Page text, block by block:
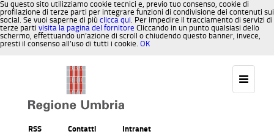
Su questo sito utilizziamo cookie tecnici e, previo tuo consenso, cookie di
profilazione di terze parti per integrare funzioni di condivisione dei contenuti sui
social. Se vuoi saperne di più clicca qui. Per impedire il tracciamento di servizi di
terze parti visita la pagina del fornitore Cliccando in un punto qualsiasi dello
schermo, effettuando un’azione di scroll o chiudendo questo banner, invece,
presti il consenso all’uso di tutti i cookie. OK
RSS Contatti Intranet